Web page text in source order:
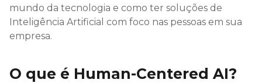
mundo da tecnologia e como ter soluções de
Inteligência Artificial com foco nas pessoas em sua
empresa.
O que é Human-Centered AI?